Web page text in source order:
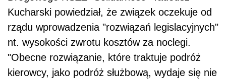
Kucharski powiedział, że związek oczekuje od
rządu wprowadzenia "rozwiązań legislacyjnych"
nt. wysokości zwrotu kosztów za noclegi.
"Obecne rozwiązanie, które traktuje podróż
kierowcy, jako podróż służbową, wydaje się nie